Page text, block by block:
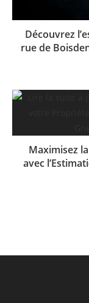
Découvrez
rue de
Maximisez
avec